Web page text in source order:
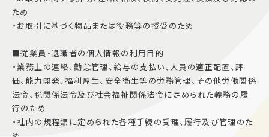
ため
・お取引に基づく物品または役務等の授受のため
■従業員・退職者の個人情報の利用目的
・業務上の連絡、勤怠管理、給与の支払い、人員の適正配置、評
価、能力開発、福利厚生、安全衛生等の労務管理、その他労働関係
法令、税関係法令及び社会福祉関係法令に定められた義務の履
行のため
・社内の規程類に定められた各種手続の受理、履行及び管理のた